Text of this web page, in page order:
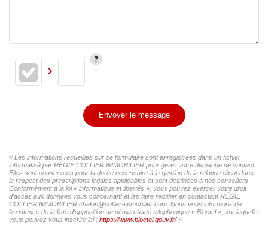
Envoyer le message
« Les informations recueillies sur ce formulaire sont enregistrées dans un fichier
informatisé par RÉGIE COLLIER IMMOBILIER pour gérer votre demande de contact.
Elles sont conservées pour la durée nécessaire à la gestion de la relation client dans
le respect des prescriptions légales applicables et sont destinées à nos conseillers
Conformément à la loi « informatique et libertés », vous pouvez exercer votre droit
d'accès aux données vous concernant et les faire rectifier en contactant RÉGIE
COLLIER IMMOBILIER chalon@collier-immobilier.com. Nous vous informons de
l'existence de la liste d'opposition au démarchage téléphonique « Bloctel », sur laquelle
vous pouvez vous inscrire ici : https://www.bloctel.gouv.fr/»